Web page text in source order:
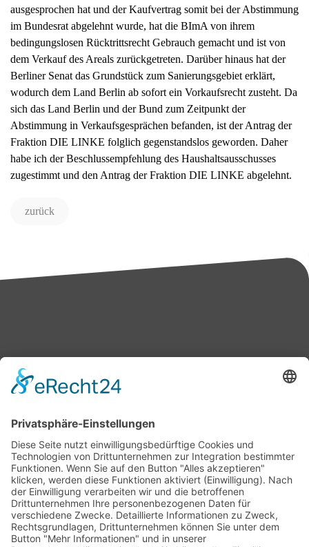
ausgesprochen hat und der Kaufvertrag somit bei der Abstimmung
im Bundesrat abgelehnt wurde, hat die BImA von ihrem
bedingungslosen Rücktrittsrecht Gebrauch gemacht und ist von
dem Verkauf des Areals zurückgetreten. Darüber hinaus hat der
Berliner Senat das Grundstück zum Sanierungsgebiet erklärt,
wodurch dem Land Berlin ab sofort ein Vorkaufsrecht zusteht. Da
sich das Land Berlin und der Bund zum Zeitpunkt der
Abstimmung in Verkaufsgesprächen befanden, ist der Antrag der
Fraktion DIE LINKE folglich gegenstandslos geworden. Daher
habe ich der Beschlussempfehlung des Haushaltsausschusses
zugestimmt und den Antrag der Fraktion DIE LINKE abgelehnt.
zurück
Bärbel Bas
Presse & Downloads
Pressemitteilungen
Pressefotos
BASis Info
Newsletter-Abo